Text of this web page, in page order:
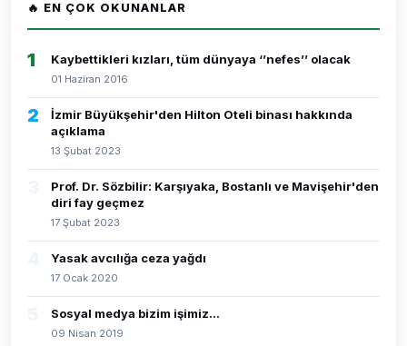
🔥 EN ÇOK OKUNANLAR
1 Kaybettikleri kızları, tüm dünyaya ‘’nefes’’ olacak
01 Haziran 2016
2
İzmir Büyükşehir'den Hilton Oteli binası hakkında
açıklama
13 Şubat 2023
Prof. Dr. Sözbilir: Karşıyaka, Bostanlı ve Mavişehir'den
diri fay geçmez
17 Şubat 2023
Yasak avcılığa ceza yağdı
17 Ocak 2020
Sosyal medya bizim işimiz...
09 Nisan 2019